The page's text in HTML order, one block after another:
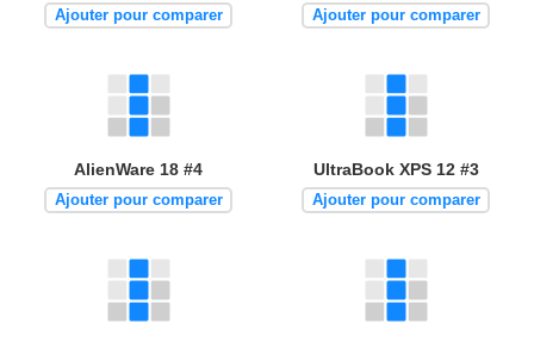
Ajouter pour comparer Ajouter pour comparer
AlienWare 18 #4
Ajouter pour comparer
UltraBook XPS 12 #3
Ajouter pour comparer